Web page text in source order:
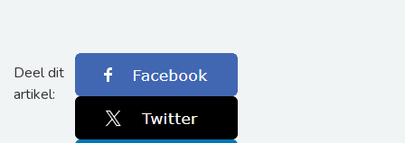
Deel dit
artikel: